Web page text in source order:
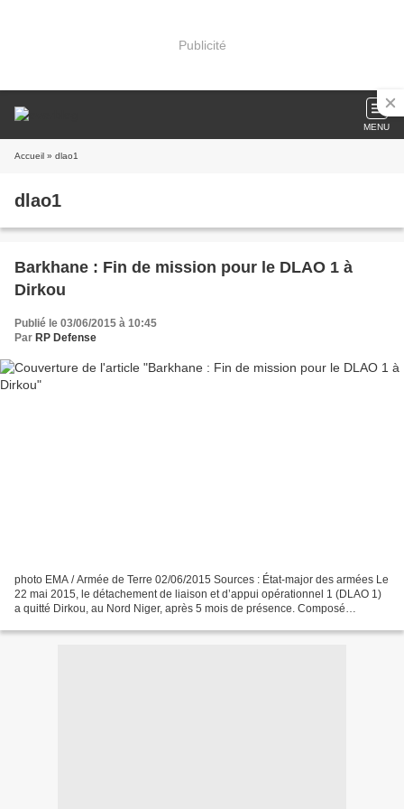
Publicité
MENU
Accueil » dlao1
dlao1
Barkhane : Fin de mission pour le DLAO 1 à
Dirkou
Publié le 03/06/2015 à 10:45
Par RP Defense
photo EMA / Armée de Terre 02/06/2015 Sources : État-major des armées Le
22 mai 2015, le détachement de liaison et d’appui opérationnel 1 (DLAO 1)
a quitté Dirkou, au Nord Niger, après 5 mois de présence. Composé